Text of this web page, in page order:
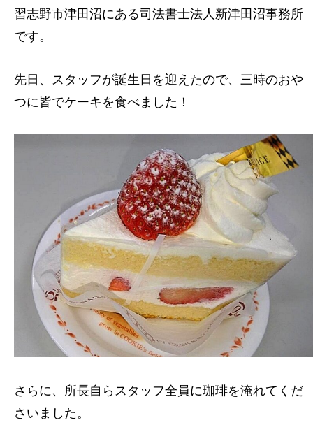
習志野市津田沼にある司法書士法人新津田沼事務所
です。
先日、スタッフが誕生日を迎えたので、三時のおや
つに皆でケーキを食べました！
さらに、所長自らスタッフ全員に珈琲を淹れてくだ
さいました。